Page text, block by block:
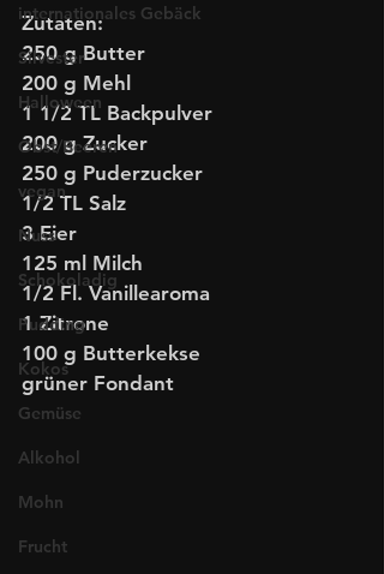
internationales Gebäck
Silvester
Halloween
Obst/Beeren
vegan
Nuss
Schokoladig
Pudding
Kokos
Gemüse
Alkohol
Mohn
Frucht
Zutaten:
250 g Butter
200 g Mehl
1 1/2 TL Backpulver
200 g Zucker
250 g Puderzucker
1/2 TL Salz
3 Eier
125 ml Milch
1/2 Fl. Vanillearoma
1 Zitrone
100 g Butterkekse
grüner Fondant